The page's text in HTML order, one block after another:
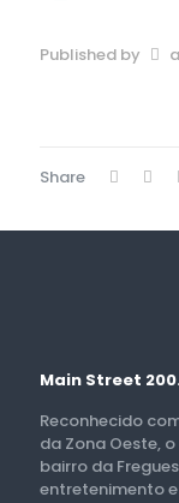
Published by
Share
Main Street
Reconhecido
da Zona Oeste,
bairro da
entretenimento